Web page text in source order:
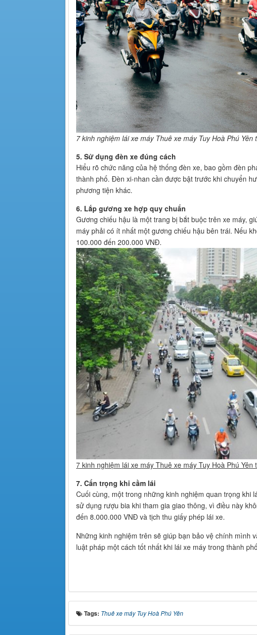
7 kinh nghiệm lái xe máy Thuê xe máy Tuy Hoà Phú
5. Sử dụng đèn xe đúng cách
Hiểu rõ chức năng của hệ thống đèn xe, bao gồm đèn
thành phố. Đèn xi-nhan cần được bật trước khi chuyển
phương tiện khác.
6. Lắp gương xe hợp quy chuẩn
Gương chiếu hậu là một trang bị bắt buộc trên xe máy,
máy phải có ít nhất một gương chiếu hậu bên trái. Nếu
100.000 đến 200.000 VNĐ.
7 kinh nghiệm lái xe máy Thuê xe máy Tuy Hoà Phú Yên
7. Cẩn trọng khi cầm lái
Cuối cùng, một trong những kinh nghiệm quan trọng khi
sử dụng rượu bia khi tham gia giao thông, vì điều này
đến 8.000.000 VNĐ và tịch thu giấy phép lái xe.
Những kinh nghiệm trên sẽ giúp bạn bảo vệ chính mình
luật pháp một cách tốt nhất khi lái xe máy trong thành
Tags: Thuê xe máy Tuy Hoà Phú Yên